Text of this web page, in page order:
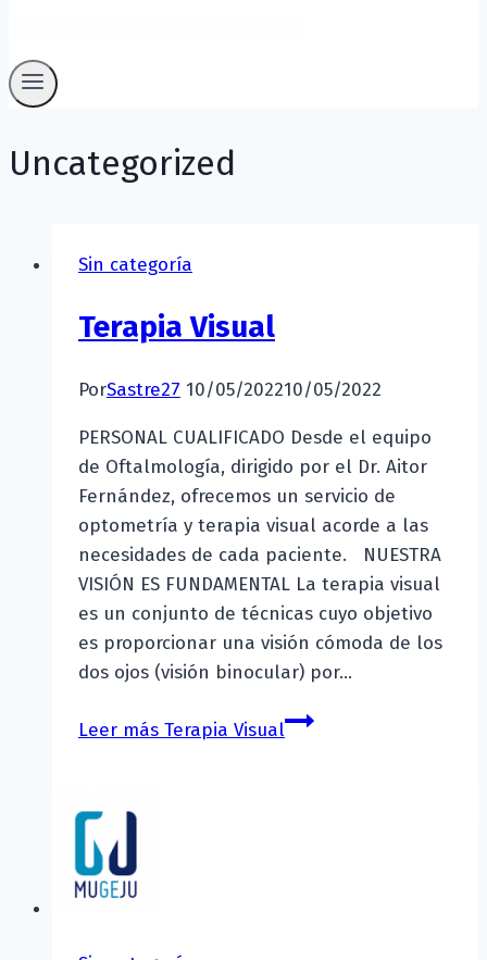
Uncategorized
Sin categoría
Terapia Visual
PorSastre27 10/05/202210/05/2022
PERSONAL CUALIFICADO Desde el equipo
de Oftalmología, dirigido por el Dr. Aitor
Fernández, ofrecemos un servicio de
optometría y terapia visual acorde a las
necesidades de cada paciente. NUESTRA
VISIÓN ES FUNDAMENTAL La terapia visual
es un conjunto de técnicas cuyo objetivo
es proporcionar una visión cómoda de los
dos ojos (visión binocular) por…
Leer más Terapia Visual